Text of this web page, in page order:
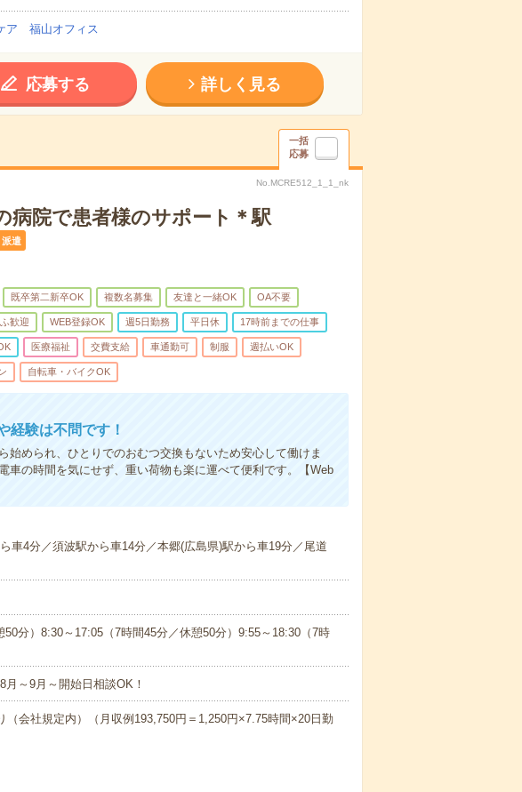
ア 福山オフィス
応募する 詳しく見る
一括
応募
No.MCRE512_1_1_nk
病院で患者様のサポート＊駅
派遣
既卒第二新卒OK 複数名募集 友達と一緒OK OA不要
歓迎 WEB登録OK 週5日勤務 平日休 17時前までの仕事
医療福祉 交費支給 車通勤可 制服 週払いOK
自転車・バイクOK
経験は不問です！
始められ、ひとりでのおむつ交換もないため安心して働けま
車の時間を気にせず、重い荷物も楽に運べて便利です。【Web
車4分／須波駅から車14分／本郷(広島県)駅から車19分／尾道
分）8:30～17:05（7時間45分／休憩50分）9:55～18:30（7時
～9月～開始日相談OK！
会社規定内）（月収例193,750円＝1,250円×7.75時間×20日勤